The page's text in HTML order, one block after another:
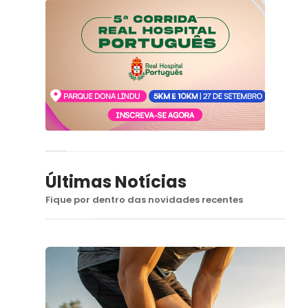
Últimas Notícias
Fique por dentro das novidades recentes